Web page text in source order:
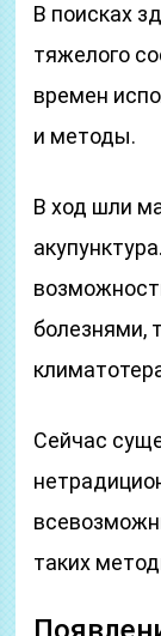
В поисках
тяжелого
времен
и методы.
В ход шли
болезнями,
Сейчас
таких